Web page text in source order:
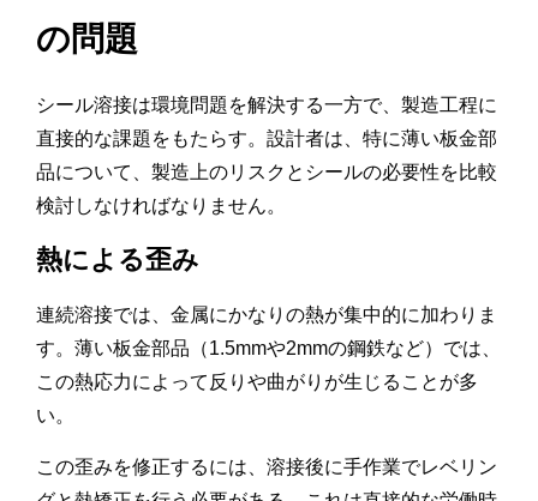
の問題
シール溶接は環境問題を解決する一方で、製造工程に
直接的な課題をもたらす。設計者は、特に薄い板金部
品について、製造上のリスクとシールの必要性を比較
検討しなければなりません。
熱による歪み
連続溶接では、金属にかなりの熱が集中的に加わりま
す。薄い板金部品（1.5mmや2mmの鋼鉄など）では、
この熱応力によって反りや曲がりが生じることが多
い。
この歪みを修正するには、溶接後に手作業でレベリン